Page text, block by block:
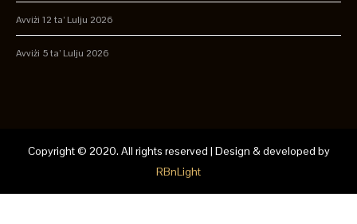
Avviżi 12 ta’ Lulju 2026
Avviżi 5 ta’ Lulju 2026
Copyright © 2020. All rights reserved | Design & developed by
RBnLight